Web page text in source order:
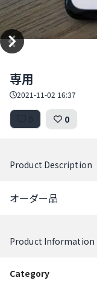
専用
2021-11-02 16:37
0
Product Description
オーダー品
Product Information
Category